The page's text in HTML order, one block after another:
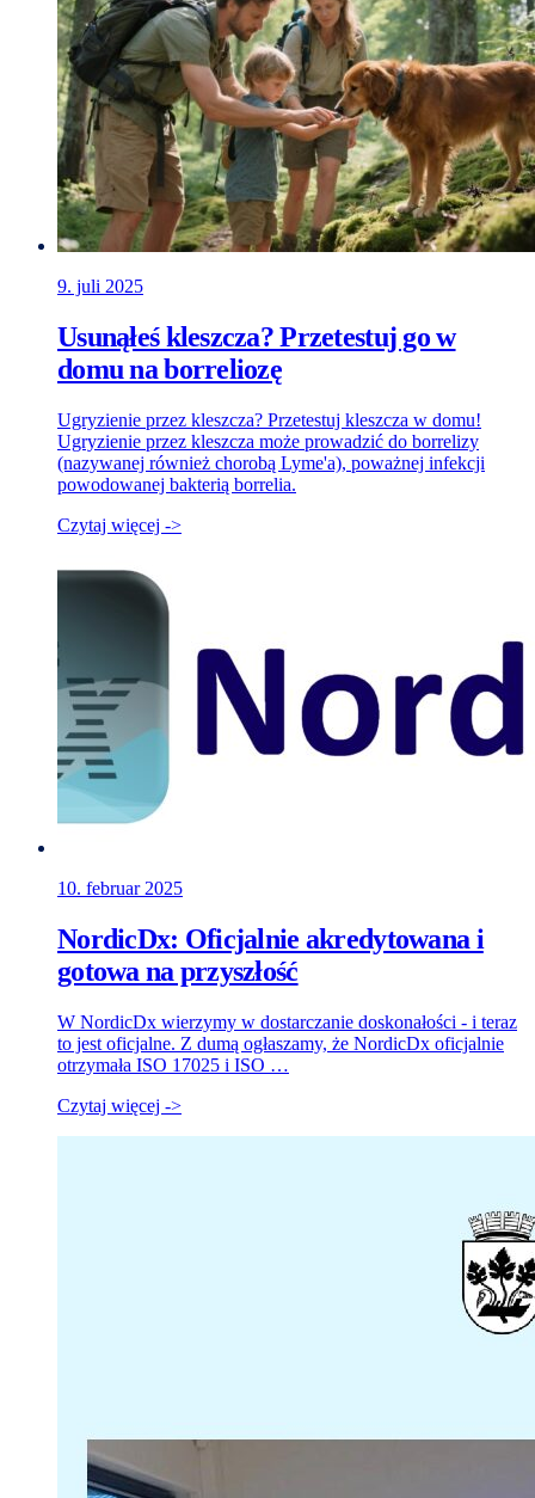
9. juli 2025
Usunąłeś kleszcza? Przetestuj go w
domu na borreliozę
Ugryzienie przez kleszcza? Przetestuj kleszcza w domu!
Ugryzienie przez kleszcza może prowadzić do borrelizy
(nazywanej również chorobą Lyme'a), poważnej infekcji
powodowanej bakterią borrelia.
Czytaj więcej ->
10. februar 2025
NordicDx: Oficjalnie akredytowana i
gotowa na przyszłość
W NordicDx wierzymy w dostarczanie doskonałości - i teraz
to jest oficjalne. Z dumą ogłaszamy, że NordicDx oficjalnie
otrzymała ISO 17025 i ISO …
Czytaj więcej ->